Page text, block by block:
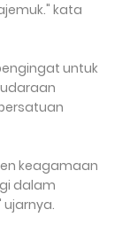
kata
untuk
keagamaan
dalam